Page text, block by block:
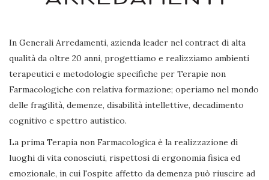
In Generali Arredamenti, azienda leader nel contract di alta
qualità da oltre 20 anni, progettiamo e realizziamo ambienti
terapeutici e metodologie specifiche per Terapie non
Farmacologiche con relativa formazione; operiamo nel mondo
delle fragilità, demenze, disabilità intellettive, decadimento
cognitivo e spettro autistico.
La prima Terapia non Farmacologica è la realizzazione di
luoghi di vita conosciuti, rispettosi di ergonomia fisica ed
emozionale, in cui l'ospite affetto da demenza può riuscire ad